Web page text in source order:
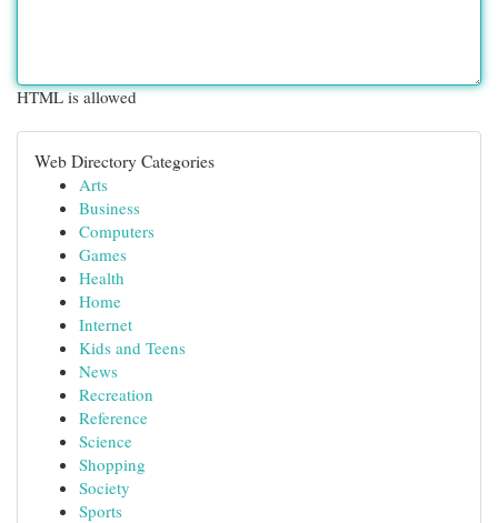
HTML is allowed
Web Directory Categories
Arts
Business
Computers
Games
Health
Home
Internet
Kids and Teens
News
Recreation
Reference
Science
Shopping
Society
Sports